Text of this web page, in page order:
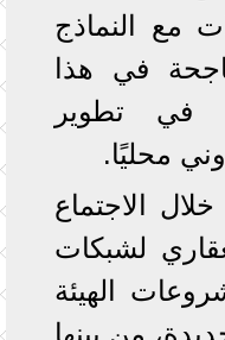
مع النماذج
في هذا
في تطوير
محليًا.
الاجتماع
لشبكات
الهيئة
من بينها